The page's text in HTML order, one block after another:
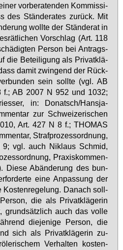
vor­be­ra­ten­den Kom­mis­si­
des Stän­de­ra­tes zu­rück. Mit
woll­te der Stän­de­rat in
Vor­schlag (Art. 118
Per­son bei An­trags­
die Be­tei­li­gung als Pri­vat­klä­
da­mit zwin­gend der Rück­
sein soll­te (vgl. AB
f.; AB 2007 N 952 und 1032;
in: Do­natsch/Hans­ja­
zur Schwei­ze­ri­schen
Art. 427 N 8 f.; THO­MAS
Straf­pro­zess­ord­nung,
vgl. auch Ni­k­laus Schmid,
Pra­xis­kom­men­
Die­se Ab­än­de­rung des bun­
ei­ne An­pas­sung der
Kos­ten­re­ge­lung. Da­nach soll­
die als Pri­vat­klä­ge­rin
grund­sätz­lich auch das vol­le
die­je­ni­ge Per­son, die
sich als Pri­vat­klä­ge­rin zu­
Ver­hal­ten kos­ten­